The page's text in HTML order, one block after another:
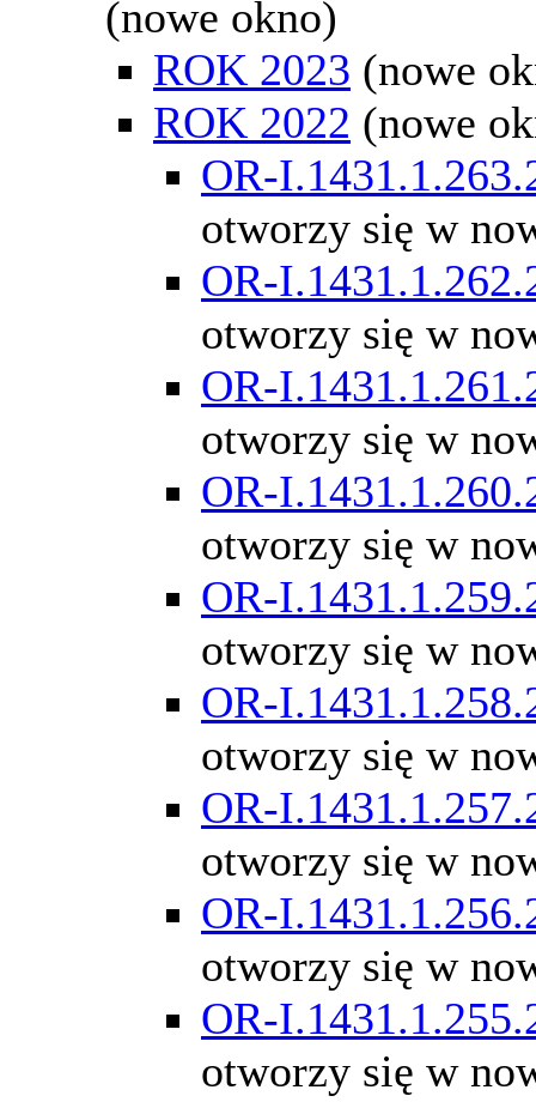
(nowe okno)
ROK 2023 (nowe
ROK 2022 (nowe
OR-
otworzy się w
OR-
otworzy się w
OR-
otworzy się w
OR-
otworzy się w
OR-
otworzy się w
OR-
otworzy się w
OR-
otworzy się w
OR-
otworzy się w
OR-
otworzy się w